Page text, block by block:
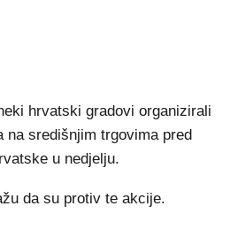
hrvatski gradovi organizirali
na središnjim trgovima pred
u nedjelju.
da su protiv te akcije.